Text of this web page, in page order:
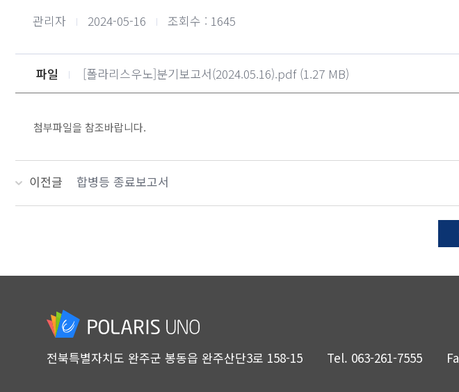
작성자
관리자 작성일
2024-05-16 조회수 : 1645
파일 [폴라리스우노]분기보고서(2024.05.16).pdf(1.27 MB)
첨부파일을 참조바랍니다.
이전글 합병등 종료보고서
전북특별자치도 완주군 봉동읍 완주산단3로 158-15 Tel. 063-261-7555